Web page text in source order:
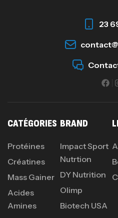
23
CATÉGORIES
Protéines
Créatines
Mass Gainer
Acides
Amines
BRAND
Impact Sport
Nutrtion
DY Nutrition
Olimp
Biotech USA